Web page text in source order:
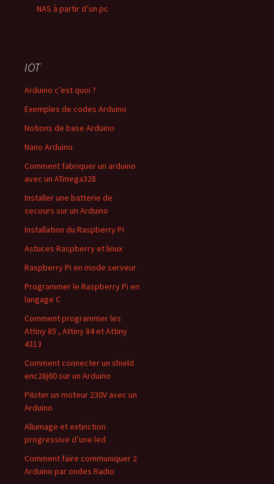
NAS à partir d’un pc
IOT
Arduino c’est quoi ?
Exemples de codes Arduino
Notions de base Arduino
Nano Arduino
Comment fabriquer un arduino
avec un ATmega328
Installer une batterie de
secours sur un Arduino
Installation du Raspberry Pi
Astuces Raspberry et linux
Raspberry Pi en mode serveur
Programmer le Raspberry Pi en
langage C
Comment programmer les
Attiny 85 , Attiny 84 et Attiny
4313
Comment connecter un shield
enc28j60 sur un Arduino
Piloter un moteur 230V avec un
Arduino
Allumage et extinction
progressive d’une led
Comment faire communiquer 2
Arduino par ondes Radio